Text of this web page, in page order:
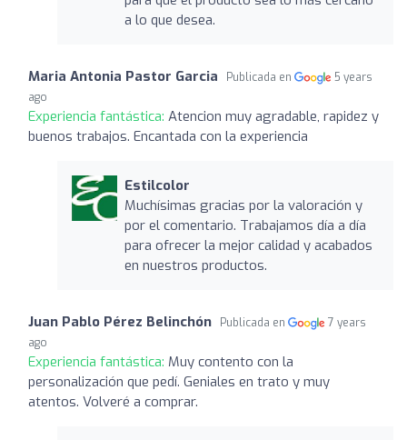
a lo que desea.
Maria Antonia Pastor Garcia Publicada en
5 years
ago
Experiencia fantástica: Atencion muy agradable, rapidez y
buenos trabajos. Encantada con la experiencia
Estilcolor
Muchísimas gracias por la valoración y
por el comentario. Trabajamos día a día
para ofrecer la mejor calidad y acabados
en nuestros productos.
Juan Pablo Pérez Belinchón Publicada en
7 years
ago
Experiencia fantástica: Muy contento con la
personalización que pedí. Geniales en trato y muy
atentos. Volveré a comprar.